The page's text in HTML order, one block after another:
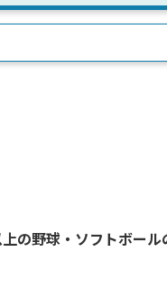
の野球・ソフトボール